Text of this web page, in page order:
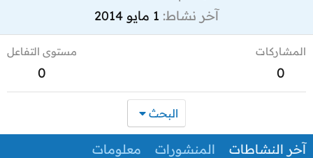
آخر نشاط 1 مايو 2014
المشاركات
0
مستوى التفاعل
0
البحث
آخر النشاطات المنشورات معلومات